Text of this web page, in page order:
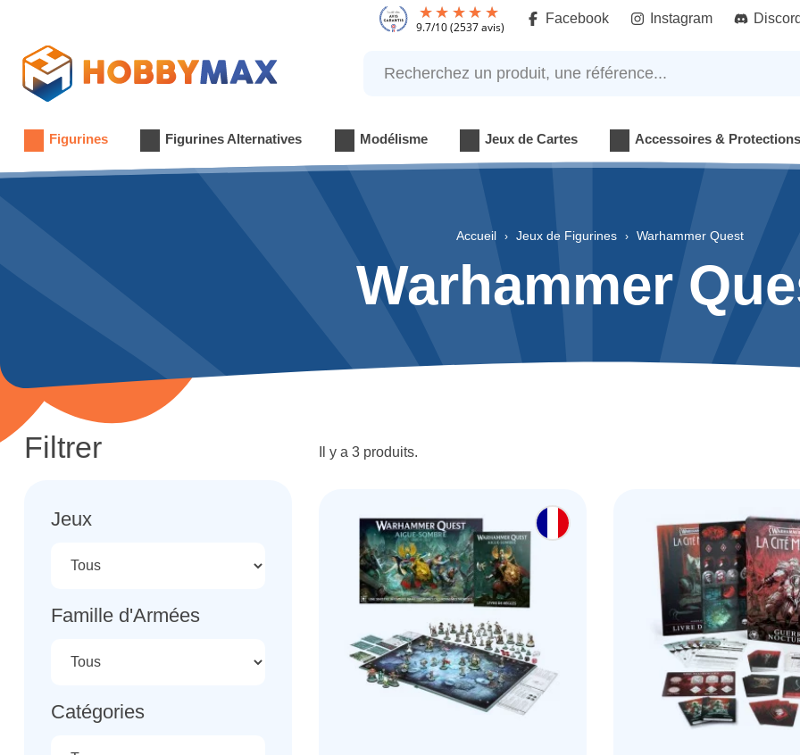
9.7 (2537 avis)
Facebook Instagram Discord
Recherchez un produit, une référence...
Figurines Figurines Alternatives Modélisme Jeux de Cartes Accessoires & Protections
Accueil Jeux de Figurines Warhammer Quest
Warhammer
Filtrer
Jeux
Famille d'Armées
Catégories
Il y a 3 produits.